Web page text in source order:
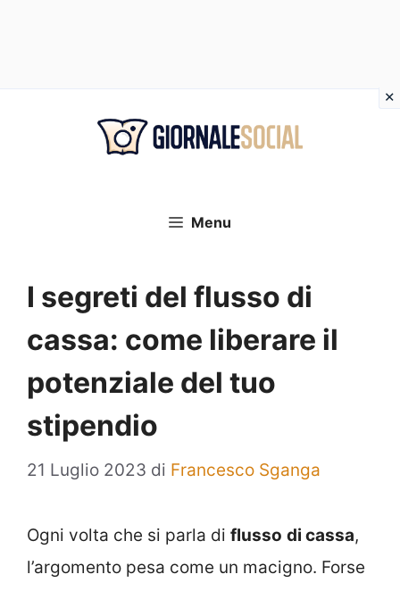
Menu
I segreti del flusso di
cassa: come liberare il
potenziale del tuo
stipendio
21 Luglio 2023 di Francesco Sganga
Ogni volta che si parla di flusso di cassa,
l’argomento pesa come un macigno. Forse